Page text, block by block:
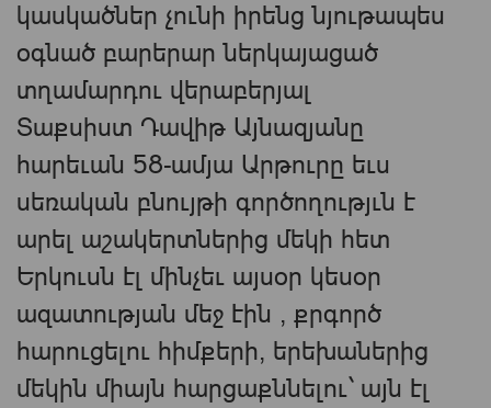
կասկածներ չունի իրենց նյութապես
օգնած բարերար ներկայացած
տղամարդու վերաբերյալ
Տաքսիստ Դավիթ Այնազյանը
հարեւան 58-ամյա Արթուրը եւս
սեռական բնույթի գործողությւն է
արել աշակերտներից մեկի հետ
Երկուսն էլ մինչեւ այսօր կեսօր
ազատության մեջ էին , քրգործ
հարուցելու հիմքերի, երեխաներից
մեկին միայն հարցաքննելու` այն էլ